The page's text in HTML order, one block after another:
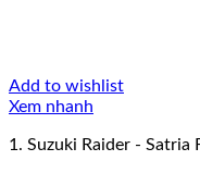
Add to wishlist
Xem nhanh
1. Suzuki Raider - Satria